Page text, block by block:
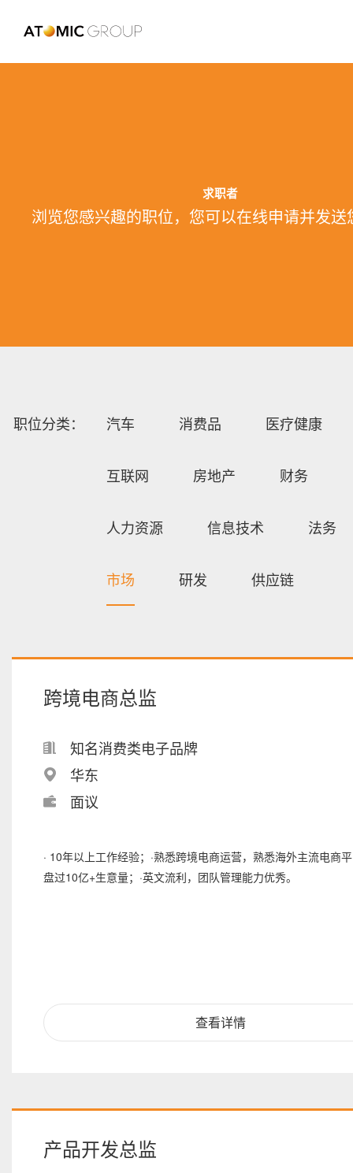
求职者
浏览您感兴趣的职位，您可以在线申请并发送
职位分类： 汽车 消费品 医疗健康
互联网 房地产 财务
人力资源 信息技术 法务
市场 研发 供应链
跨境电商总监
知名消费类电子品牌
华东
面议
· 10年以上工作经验；·熟悉跨境电商运营，熟悉海外主流电商
盘过10亿+生意量；·英文流利，团队管理能力优秀。
查看详情
产品开发总监